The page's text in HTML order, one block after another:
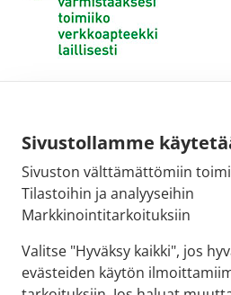
Sivustollamme
Sivuston välttämättömiin
Tilastoihin ja analyyseihin
Markkinointitarkoituksiin
Valitse "Hyväksy kaikki", jos
evästeiden käytön